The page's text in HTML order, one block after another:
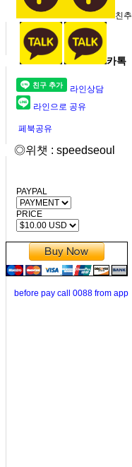
친추
카톡
라인상담
라인으로 공유
페북공유
◎위챗 : speedseoul
PAYPAL
PRICE
before pay call 0088 from app